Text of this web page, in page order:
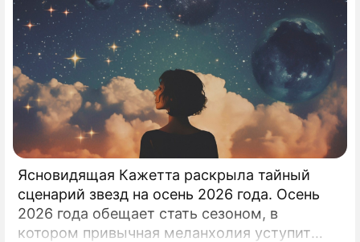
Ясновидящая Кажетта раскрыла тайный
сценарий звезд на осень 2026 года. Осень
2026 года обещает стать сезоном, в
котором привычная меланхолия уступит